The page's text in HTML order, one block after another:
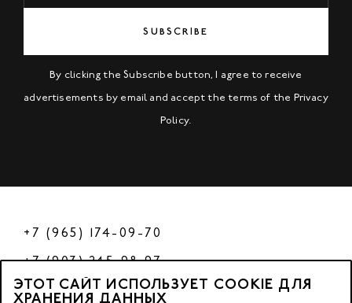
SUBSCRIBE
By clicking the Subscribe button, I agree to receive
advertisements by email and accept the terms of the Privacy
Policy.
+7 (965) 174-09-70
+7 (903) 245-98-97
РФ
ЭТОТ САЙТ ИСПОЛЬЗУЕТ COOKIE ДЛЯ
ХРАНЕНИЯ ДАННЫХ